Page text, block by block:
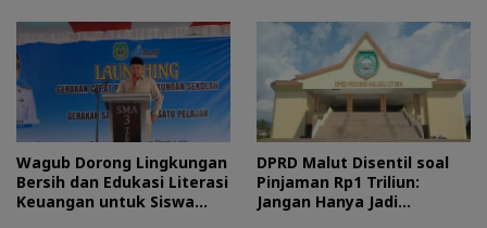
Wagub Dorong Lingkungan
Bersih dan Edukasi Literasi
Keuangan untuk Siswa
DPRD Malut Disentil soal
Pinjaman Rp1 Triliun:
Jangan Hanya Jadi